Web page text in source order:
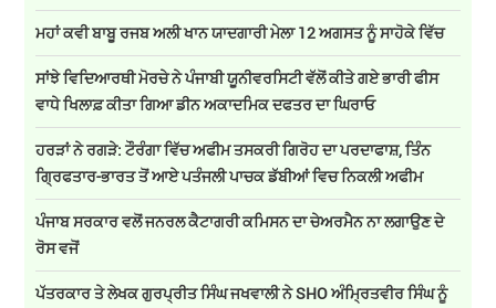
ਮਹਾਂ ਕਵੀ ਬਾਬੂ ਰਜਬ ਅਲੀ ਖਾਨ ਯਾਦਗਾਰੀ ਮੇਲਾ 12 ਅਗਸਤ ਨੂੰ ਸਾਹੋਕੇ ਵਿੱਚ
ਸਾਂਝੇ ਵਿਦਿਆਰਥੀ ਮੋਰਚੇ ਨੇ ਪੰਜਾਬੀ ਯੂਨੀਵਰਸਿਟੀ ਵੱਲੋਂ ਕੀਤੇ ਗਏ ਭਾਰੀ ਫੀਸ
ਵਾਧੇ ਖਿਲਾਫ਼ ਕੀਤਾ ਗਿਆ ਡੀਨ ਅਕਾਦਮਿਕ ਦਫਤਰ ਦਾ ਘਿਰਾਓ
ਹਰੜਾਂ ਨੇ ਰਗੜੇ: ਟੌਰੰਗਾ ਵਿੱਚ ਅਫੀਮ ਤਸਕਰੀ ਗਿਰੋਹ ਦਾ ਪਰਦਾਫਾਸ਼, ਤਿੰਨ
ਗ੍ਰਿਫਤਾਰ-ਭਾਰਤ ਤੋਂ ਆਏ ਪਤੰਜਲੀ ਪਾਚਕ ਡੱਬੀਆਂ ਵਿਚ ਨਿਕਲੀ ਅਫੀਮ
ਪੰਜਾਬ ਸਰਕਾਰ ਵਲੋਂ ਜਨਰਲ ਕੈਟਾਗਰੀ ਕਮਿਸਨ ਦਾ ਚੇਅਰਮੈਨ ਨਾ ਲਗਾਉਣ ਦੇ
ਰੋਸ ਵਜੋਂ
ਪੱਤਰਕਾਰ ਤੇ ਲੇਖਕ ਗੁਰਪ੍ਰੀਤ ਸਿੰਘ ਜਖਵਾਲੀ ਨੇ SHO ਅੰਮ੍ਰਿਤਵੀਰ ਸਿੰਘ ਨੂੰ